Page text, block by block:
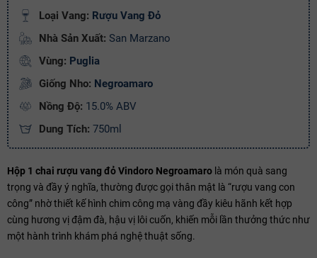
Loại Vang: Rượu Vang Đỏ
Nhà Sản Xuất: San Marzano
Vùng: Puglia
Giống Nho: Negroamaro
Nồng Độ: 15.0% ABV
Dung Tích: 750ml
Hộp 1 chai rượu vang đỏ Vindoro Negroamaro là món quà sang
trọng và đầy ý nghĩa, thường được gọi thân mật là “rượu vang con
công” nhờ thiết kế hình chim công mạ vàng đầy kiêu hãnh kết hợp
cùng hương vị đậm đà, hậu vị lôi cuốn, khiến mỗi lần thưởng thức như
một hành trình khám phá nghệ thuật sống.